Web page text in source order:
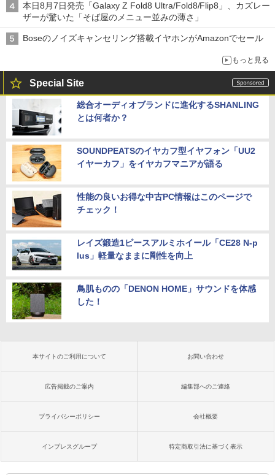
本日8月7日発売「Galaxy Z Fold8 Ultra/Fold8/Flip8」、カズレー
ザーが驚いた「そば屋のメニュー並みの薄さ」
Boseのノイズキャンセリング搭載イヤホンがAmazonでセール
もっと見る
Special Site
総合オーディオブランドに進化するSHANLING
とは何者か？
SOUNDPEATSのイヤカフ型イヤフォン「UU2
イヤーカフ」をイヤカフマニアが語る
性能の良いお得な中古PC情報はこのページで
チェック！
レイズ鍛造1ピースアルミホイール「CE28 N-p
lus」軽量なままに剛性を向上
鳥肌ものの「DENON HOME」サウンドを体感
した！
本サイトのご利用について お問い合わせ
広告掲載のご案内 編集部へのご連絡
プライバシーポリシー 会社概要
インプレスグループ 特定商取引法に基づく表示